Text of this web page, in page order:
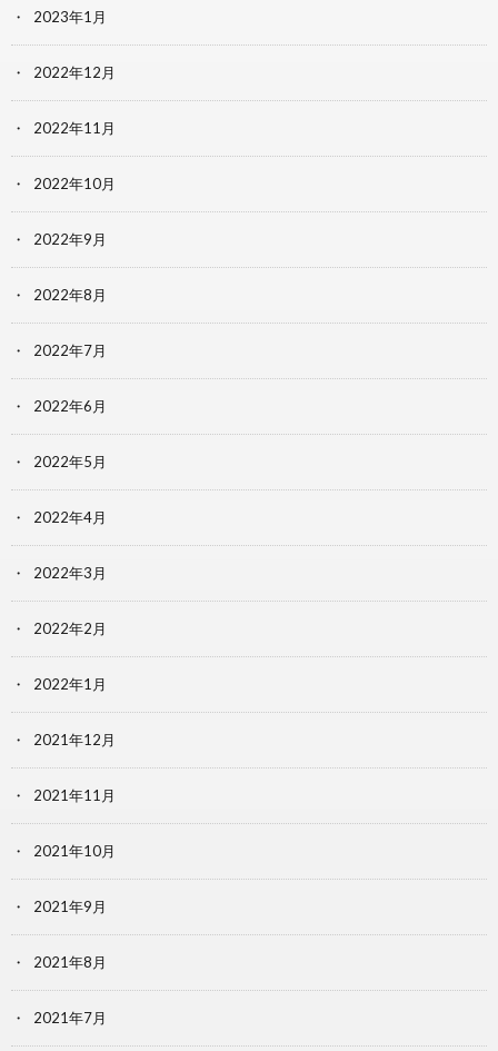
2023年1月
2022年12月
2022年11月
2022年10月
2022年9月
2022年8月
2022年7月
2022年6月
2022年5月
2022年4月
2022年3月
2022年2月
2022年1月
2021年12月
2021年11月
2021年10月
2021年9月
2021年8月
2021年7月